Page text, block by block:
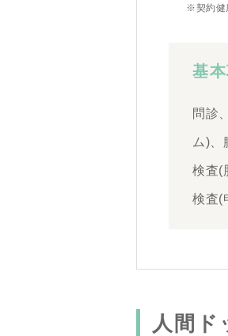
※契約健
基本
問診
ム)、
検査(
検査(
人間ド